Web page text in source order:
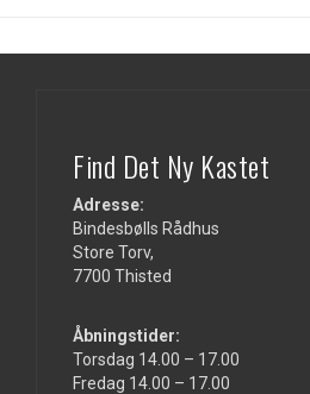
Find Det Ny Kastet
Adresse:
Bindesbølls Rådhus
Store Torv,
7700 Thisted
Åbningstider:
Torsdag 14.00 – 17.00
Fredag 14.00 – 17.00